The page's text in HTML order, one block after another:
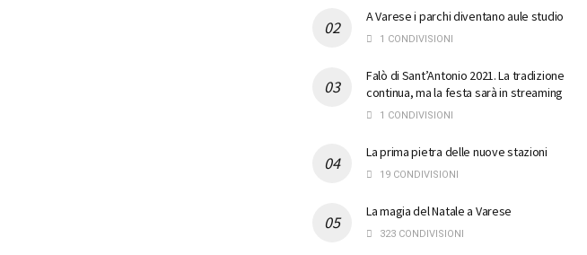
A Varese i parchi diventano aule studio
1 CONDIVISIONI
Falò di Sant’Antonio 2021. La tradizione
continua, ma la festa sarà in streaming
1 CONDIVISIONI
La prima pietra delle nuove stazioni
19 CONDIVISIONI
La magia del Natale a Varese
323 CONDIVISIONI